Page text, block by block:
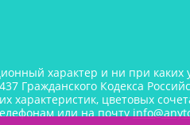
характер и ни при каких
Гражданского Кодекса
характеристик, цветовых
или на почту